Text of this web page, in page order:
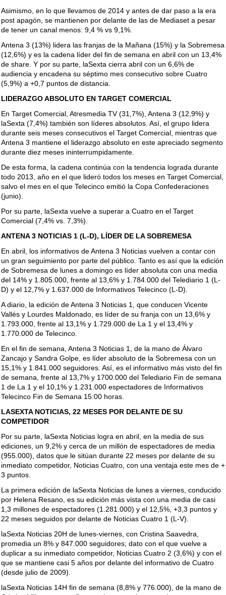
Asimismo, en lo que llevamos de 2014 y antes de dar paso a la era
post apagón, se mantienen por delante de las de Mediaset a pesar
de tener un canal menos: 9,4 % vs 9,1%.
Antena 3 (13%) lidera las franjas de la Mañana (15%) y la Sobremesa
(12,6%) y es la cadena líder del fin de semana en abril con un 13,4%
de share. Y por su parte, laSexta cierra abril con un 6,6% de
audiencia y encadena su séptimo mes consecutivo sobre Cuatro
(5,9%) a +0,7 puntos de distancia.
LIDERAZGO ABSOLUTO EN TARGET COMERCIAL
En Target Comercial, Atresmedia TV (31,7%), Antena 3 (12,9%) y
laSexta (7,4%) también son líderes absolutos. Así, el grupo lidera
durante seis meses consecutivos el Target Comercial, mientras que
Antena 3 mantiene el liderazgo absoluto en este apreciado segmento
durante diez meses ininterrumpidamente.
De esta forma, la cadena continúa con la tendencia lograda durante
todo 2013, año en el que lideró todos los meses en Target Comercial,
salvo el mes en el que Telecinco emitió la Copa Confederaciones
(junio).
Por su parte, laSexta vuelve a superar a Cuatro en el Target
Comercial (7,4% vs. 7,3%).
ANTENA 3 NOTICIAS 1 (L-D), LÍDER DE LA SOBREMESA
En abril, los informativos de Antena 3 Noticias vuelven a contar con
un gran seguimiento por parte del público. Tanto es así que la edición
de Sobremesa de lunes a domingo es líder absoluta con una media
del 14% y 1.805.000, frente al 13,6% y 1.784.000 del Telediario 1 (L-
D) y el 12,7% y 1.637.000 de Informativos Telecinco (L-D).
A diario, la edición de Antena 3 Noticias 1, que conducen Vicente
Vallés y Lourdes Maldonado, es líder de su franja con un 13,6% y
1.793.000, frente al 13,1% y 1.729.000 de La 1 y el 13,4% y
1.770.000 de Telecinco.
En el fin de semana, Antena 3 Noticias 1, de la mano de Álvaro
Zancajo y Sandra Golpe, es líder absoluto de la Sobremesa con un
15,1% y 1.841.000 seguidores. Así, es el informativo más visto del fin
de semana, frente al 13,7% y 1700.000 del Telediario Fin de semana
1 de La 1 y el 10,1% y 1.231.000 espectadores de Informativos
Telecinco Fin de Semana 15:00 horas.
LASEXTA NOTICIAS, 22 MESES POR DELANTE DE SU
COMPETIDOR
Por su parte, laSexta Noticias logra en abril, en la media de sus
ediciones, un 9,2% y cerca de un millón de espectadores de media
(955.000), datos que le sitúan durante 22 meses por delante de su
inmediato competidor, Noticias Cuatro, con una ventaja este mes de +
3 puntos.
La primera edición de laSexta Noticias de lunes a viernes, conducido
por Helena Resano, es su edición más vista con una media de casi
1,3 millones de espectadores (1.281.000) y el 12,5%, +3,3 puntos y
22 meses seguidos por delante de Noticias Cuatro 1 (L-V).
laSexta Noticias 20H de lunes-viernes, con Cristina Saavedra,
promedia un 8% y 847.000 seguidores; dato con el que vuelve a
duplicar a su inmediato competidor, Noticias Cuatro 2 (3,6%) y con el
que se mantiene casi 5 años por delante del informativo de Cuatro
(desde julio de 2009).
laSexta Noticias 14H fin de semana (8,8% y 776.000), de la mano de